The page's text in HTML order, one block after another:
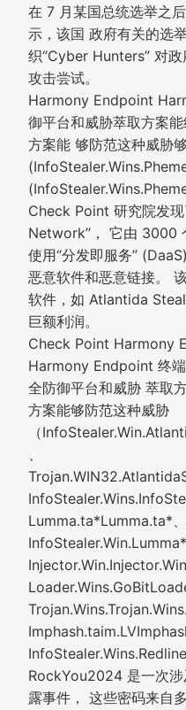
在 7 月某国总统选举之
示，该国 政府有关的选
织“Cyber Hunters” 对
攻击尝试。
Harmony Endpoint
御平台和威胁萃取方案
方案能 够防范这种威胁
Check Point 研究院发
Network”， 它由 3000
使用“分发即服务”
恶意软件和恶意链接。
软件，如 Atlantida
巨额利润。
Check Point Harmony
Harmony Endpoint 终
全防御平台和威胁 萃取
方案能够防范这种威胁
（
、
Lumma.ta*Lumma.ta*、
Trojan.Wins.Trojan.Wins.
RockYou2024 是一次
露事件， 这些密码来自